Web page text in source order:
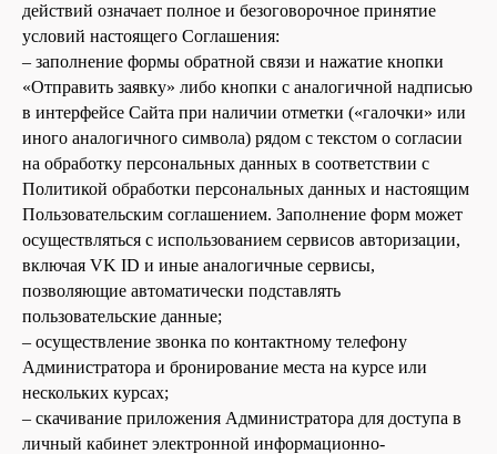
действий означает полное и безоговорочное принятие
условий настоящего Соглашения:
– заполнение формы обратной связи и нажатие кнопки
«Отправить заявку» либо кнопки с аналогичной надписью
в интерфейсе Сайта при наличии отметки («галочки» или
иного аналогичного символа) рядом с текстом о согласии
на обработку персональных данных в соответствии с
Политикой обработки персональных данных и настоящим
Пользовательским соглашением. Заполнение форм может
осуществляться с использованием сервисов авторизации,
включая VK ID и иные аналогичные сервисы,
позволяющие автоматически подставлять
пользовательские данные;
– осуществление звонка по контактному телефону
Администратора и бронирование места на курсе или
нескольких курсах;
– скачивание приложения Администратора для доступа в
личный кабинет электронной информационно-